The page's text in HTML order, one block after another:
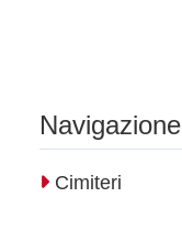
Navigazione
Cimiteri